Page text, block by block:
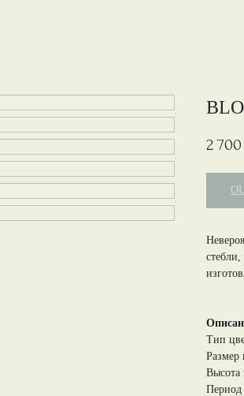
2 700
Тип
Размер
Высота
Период